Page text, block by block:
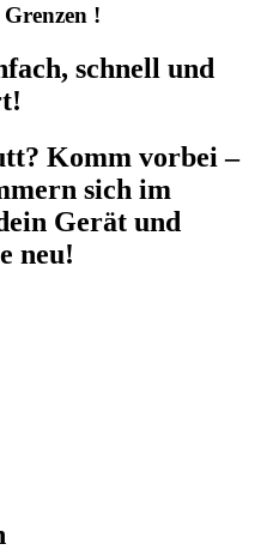
!
schnell und
Komm vorbei –
sich im
Gerät und
neu!